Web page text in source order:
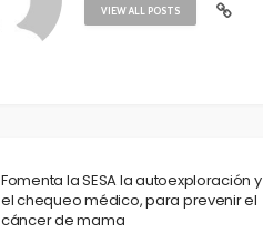
VIEW ALL POSTS
Fomenta la SESA la autoexploración y
el chequeo médico, para prevenir el
cáncer de mama